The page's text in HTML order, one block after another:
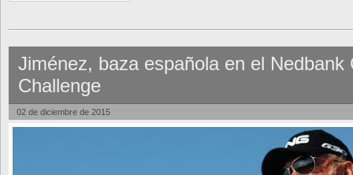
Jiménez, baza española en el Nedbank
Challenge
02 de diciembre de 2015